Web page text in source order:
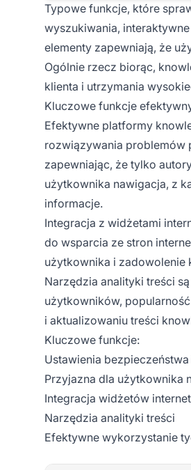
Typowe funkcje, które
wyszukiwania,
elementy zapewniają, że
Ogólnie rzecz biorąc,
klienta i utrzymania
Kluczowe funkcje
Efektywne platformy
rozwiązywania problemów
zapewniając, że tylko
użytkownika nawigacja, z
informacje.
Integracja z widżetami
do wsparcia ze stron
użytkownika i zadowolenie
Narzędzia analityki treści
użytkowników,
i aktualizowaniu treści
Kluczowe funkcje:
Ustawienia
Przyjazna dla użytkownika
Integracja widżetów
Narzędzia analityki treści
Efektywne wykorzystanie